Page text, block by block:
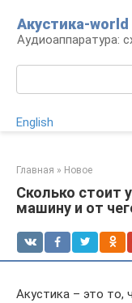
контенту
Акустика-world
Аудиоаппаратура:
English
Главная » Новое
Сколько стоит
машину и от
Акустика – это то,